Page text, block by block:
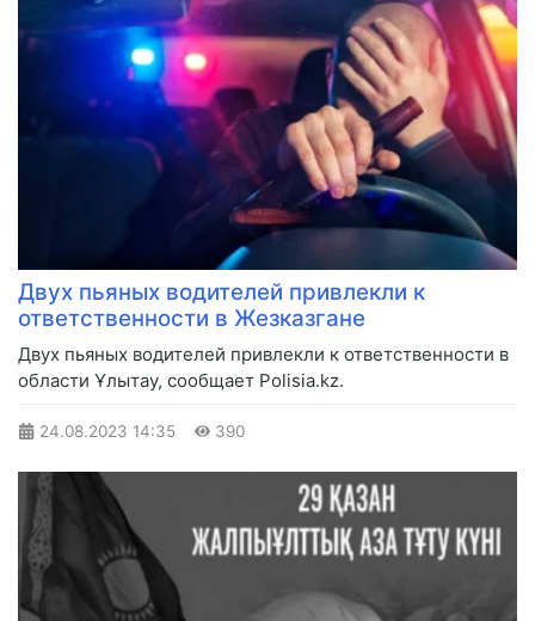
Двух пьяных водителей привлекли к
ответственности в Жезказгане
Двух пьяных водителей привлекли к ответственности в
области Ұлытау, сообщает Polisia.kz.
24.08.2023 14:35 390